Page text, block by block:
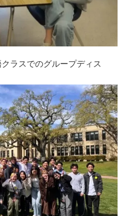
ラスでのグループディス